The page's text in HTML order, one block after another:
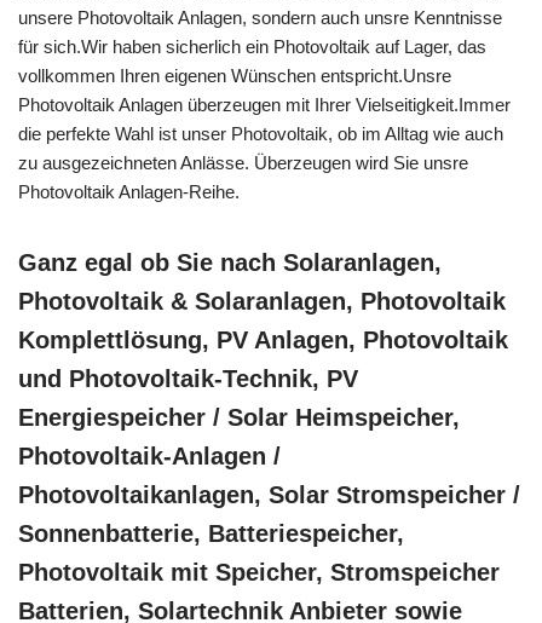
unsere Photovoltaik Anlagen, sondern auch unsre Kenntnisse
für sich.Wir haben sicherlich ein Photovoltaik auf Lager, das
vollkommen Ihren eigenen Wünschen entspricht.Unsre
Photovoltaik Anlagen überzeugen mit Ihrer Vielseitigkeit.Immer
die perfekte Wahl ist unser Photovoltaik, ob im Alltag wie auch
zu ausgezeichneten Anlässe. Überzeugen wird Sie unsre
Photovoltaik Anlagen-Reihe.
Ganz egal ob Sie nach Solaranlagen,
Photovoltaik & Solaranlagen, Photovoltaik
Komplettlösung, PV Anlagen, Photovoltaik
und Photovoltaik-Technik, PV
Energiespeicher / Solar Heimspeicher,
Photovoltaik-Anlagen /
Photovoltaikanlagen, Solar Stromspeicher /
Sonnenbatterie, Batteriespeicher,
Photovoltaik mit Speicher, Stromspeicher
Batterien, Solartechnik Anbieter sowie